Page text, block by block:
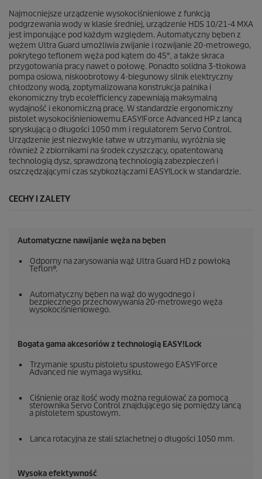
Najmocniejsze urządzenie wysokociśnieniowe z funkcją
podgrzewania wody w klasie średniej, urządzenie HDS 10/21-4 MXA
jest imponujące pod każdym względem. Automatyczny bęben z
wężem Ultra Guard umożliwia zwijanie i rozwijanie 20-metrowego,
pokrytego teflonem węża pod kątem do 45°, a także skraca
przygotowania pracy nawet o połowę. Ponadto solidna 3-tłokowa
pompa osiowa, niskoobrotowy 4-biegunowy silnik elektryczny
chłodzony wodą, zoptymalizowana konstrukcja palnika i
ekonomiczny trybeco!efficiencyzapewniają maksymalną
wydajność i ekonomiczną pracę. W standardzie ergonomiczny
pistolet wysokociśnieniowemu EASY!Force Advanced HP z lancą
spryskującą o długości 1050 mm i regulatorem Servo Control.
Urządzenie jest niezwykle łatwe w utrzymaniu, wyróżnia się
również 2 zbiornikami na środek czyszczący, opatentowaną
technologią dysz, sprawdzoną technologią zabezpieczeń i
oszczędzającymi czas szybkozłączami EASY!Lockw standardzie.
CECHY I ZALETY
Automatyczne nawijanie węża na bęben
Odporny na zarysowania wąż Ultra Guard HD z powłoką
Teflon®.
Automatyczny bęben na wąż do wygodnego i
bezpiecznego przechowywania 20-metrowego węża
wysokociśnieniowego.
Bogata gama akcesoriów z technologią EASY!Lock
Trzymanie spustu pistoletu spustowego EASY!Force
Advanced nie wymaga wysiłku.
Ciśnienie oraz ilość wody można regulować za pomocą
sterownika Servo Control znajdującego się pomiędzy lancą
a pistoletem spustowym.
Lanca rotacyjna ze stali szlachetnej o długości 1050 mm.
Wysoka efektywność